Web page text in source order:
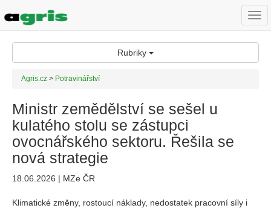
Rubriky
Agris.cz > Potravinářství
Ministr zemědělství se sešel u
kulatého stolu se zástupci
ovocnářského sektoru. Řešila se
nová strategie
18.06.2026 | MZe ČR
Klimatické změny, rostoucí náklady, nedostatek pracovní síly i